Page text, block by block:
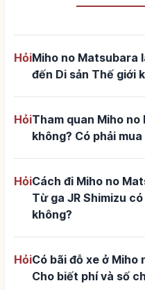
HỏiMiho no Matsubara
đến Di sản Thế giới
HỏiTham quan Miho
không? Có phải
HỏiCách đi Miho no
Từ ga JR Shimizu
không?
HỏiCó bãi đỗ xe ở Miho
Cho biết phí và số